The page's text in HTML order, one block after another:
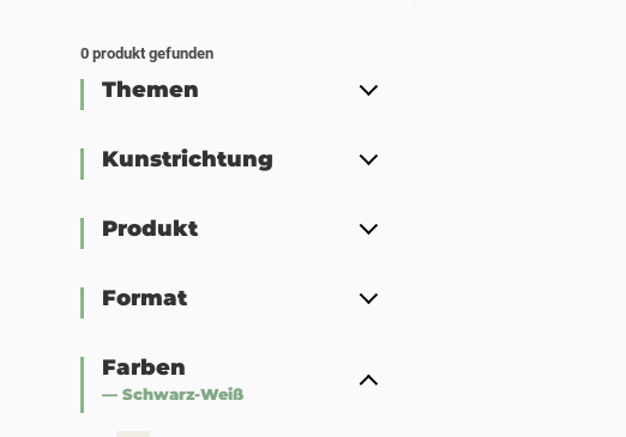
0 produkt gefunden
Themen
Kunstrichtung
Produkt
Format
Farben
— Schwarz-Weiß